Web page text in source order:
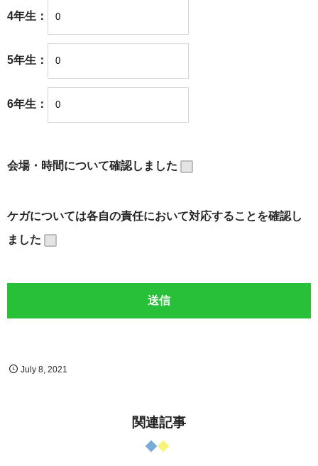
4年生：
5年生：
6年生：
会場・時間について確認しました
ケガについては各自の責任において対応することを確認し
ました
July 8 ,2021
関連記事